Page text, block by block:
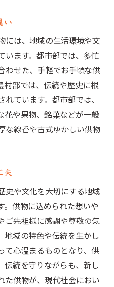
い
には、地域の生活環境や文
います。都市部では、多忙
わせた、手軽でお手頃な供
村部では、伝統や歴史に根
ています。都市部では、
花や果物、銘菓などが一般
な線香や古式ゆかしい供物
夫
史や文化を大切にする地域
。供物に込められた想いや
ご先祖様に感謝や尊敬の気
地域の特色や伝統を生かし
て心温まるものとなり、供
伝統を守りながらも、新し
た供物が、現代社会におい